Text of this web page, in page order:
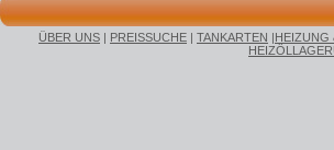
ÜBER UNS | PREISSUCHE | TANKARTEN |HEIZUNG